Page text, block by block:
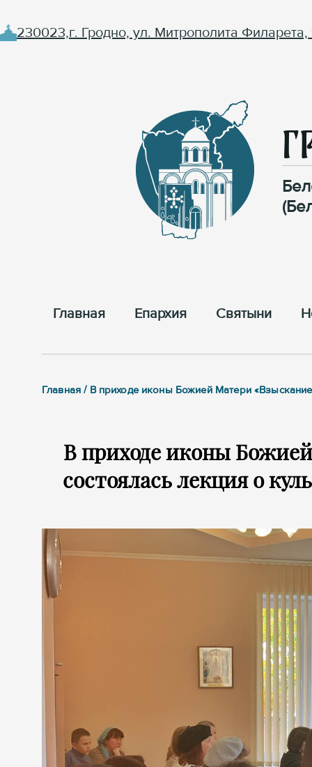
230023,г. Гродно, ул. Митрополита Филарета,
Главная Епархия Cвятыни
Главная / В приходе иконы Божией Матери
В приходе иконы
состоялась лекция о